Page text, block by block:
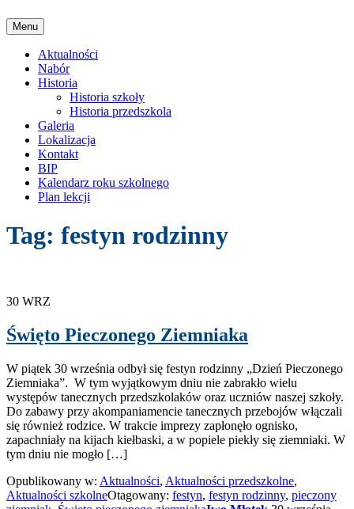
Menu Przejdź
do
treści
Aktualności
Nabór
Historia
Historia szkoły
Historia przedszkola
Galeria
Lokalizacja
Kontakt
BIP
Kalendarz roku szkolnego
Plan lekcji
Tag: festyn rodzinny
30 WRZ
Święto Pieczonego Ziemniaka
W piątek 30 września odbył się festyn rodzinny „Dzień Pieczonego
Ziemniaka”. W tym wyjątkowym dniu nie zabrakło wielu
występów tanecznych przedszkolaków oraz uczniów naszej szkoły.
Do zabawy przy akompaniamencie tanecznych przebojów włączali
się również rodzice. W trakcie imprezy zapłonęło ognisko,
zapachniały na kijach kiełbaski, a w popiele piekły się ziemniaki. W
tym dniu nie mogło […]
Opublikowany w: Aktualności, Aktualności przedszkolne,
Aktualności szkolneOtagowany: festyn, festyn rodzinny, pieczony